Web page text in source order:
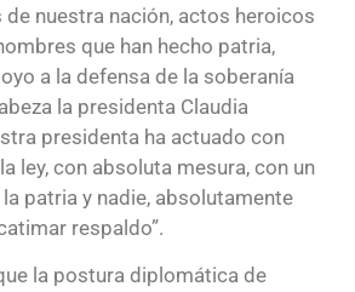
nuestra nación, actos heroicos
que han hecho patria,
a la defensa de la soberanía
la presidenta Claudia
presidenta ha actuado con
ley, con absoluta mesura, con un
patria y nadie, absolutamente
respaldo”.
la postura diplomática de